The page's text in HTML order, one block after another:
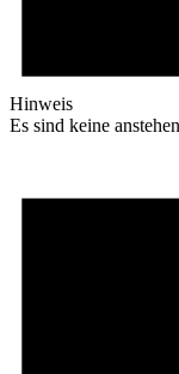
Hinweis
Es sind keine